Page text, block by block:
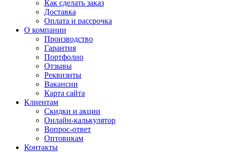
Как сделать заказ
Доставка
Оплата и рассрочка
О компании
Производство
Гарантия
Портфолио
Отзывы
Реквизиты
Вакансии
Карта сайта
Клиентам
Скидки и акции
Онлайн-калькулятор
Вопрос-ответ
Оптовикам
Контакты